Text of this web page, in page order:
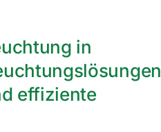
in
effiziente